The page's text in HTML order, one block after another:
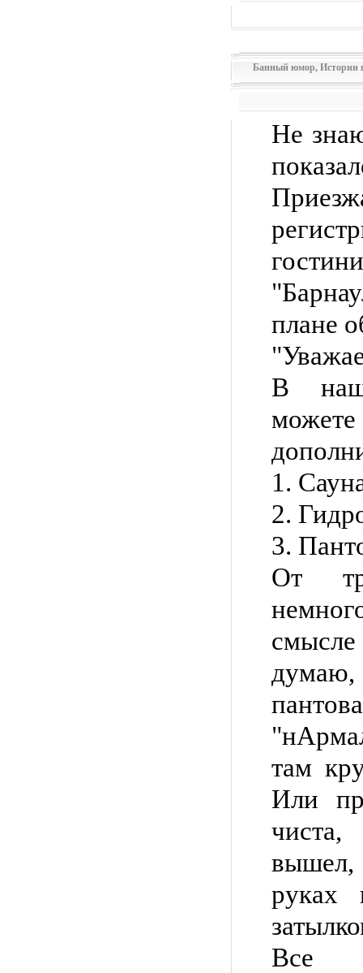
Банный юмор, Истории
Не
плане
В
1.
2.
3.
От
там
Или
вышел,
руках
Все